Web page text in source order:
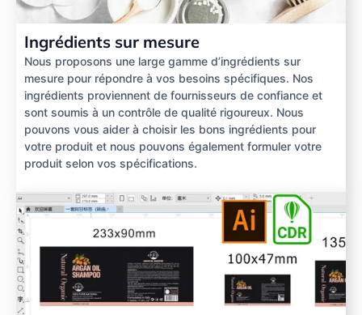
Ingrédients sur mesure
Nous proposons une large gamme d’ingrédients sur
mesure pour répondre à vos besoins spécifiques. Nos
ingrédients proviennent de fournisseurs de confiance et
sont soumis à un contrôle de qualité rigoureux. Nous
pouvons vous aider à choisir les bons ingrédients pour
votre produit et nous pouvons également formuler votre
produit selon vos spécifications.